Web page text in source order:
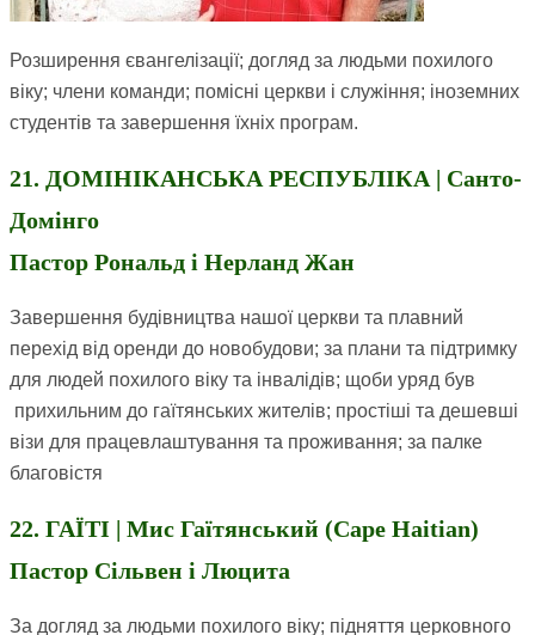
Розширення євангелізації; догляд за людьми похилого
віку; члени команди; помісні церкви і служіння; іноземних
студентів та завершення їхніх програм.
21. ДОМІНІКАНСЬКА РЕСПУБЛІКА | Санто-
Домінго
Пастор Рональд і Нерланд Жан
Завершення будівництва нашої церкви та плавний
перехід від оренди до новобудови; за плани та підтримку
для людей похилого віку та інвалідів; щоби уряд був
прихильним до гаїтянських жителів; простіші та дешевші
візи для працевлаштування та проживання; за палке
благовістя
22. ГАЇТІ | Мис Гаїтянський (Cape Haitian)
Пастор Сільвен і Люцита
За догляд за людьми похилого віку; підняття церковного